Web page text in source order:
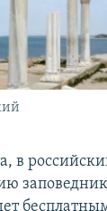
КРЫМА
в